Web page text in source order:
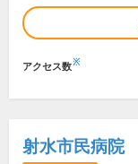
アクセス数※
射水市民病院